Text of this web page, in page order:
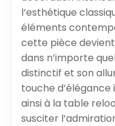
l’esthétique
éléments
cette pièce
dans n’importe
distinctif et son
touche
ainsi à la table
susciter